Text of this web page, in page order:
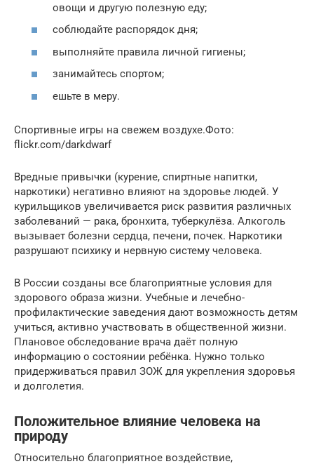
овощи и другую полезную еду;
соблюдайте распорядок дня;
выполняйте правила личной гигиены;
занимайтесь спортом;
ешьте в меру.
Спортивные игры на свежем воздухе.Фото:
flickr.com/darkdwarf
Вредные привычки (курение, спиртные напитки,
наркотики) негативно влияют на здоровье людей. У
курильщиков увеличивается риск развития различных
заболеваний — рака, бронхита, туберкулёза. Алкоголь
вызывает болезни сердца, печени, почек. Наркотики
разрушают психику и нервную систему человека.
В России созданы все благоприятные условия для
здорового образа жизни. Учебные и лечебно-
профилактические заведения дают возможность детям
учиться, активно участвовать в общественной жизни.
Плановое обследование врача даёт полную
информацию о состоянии ребёнка. Нужно только
придерживаться правил ЗОЖ для укрепления здоровья
и долголетия.
Положительное влияние человека на
природу
Относительно благоприятное воздействие,